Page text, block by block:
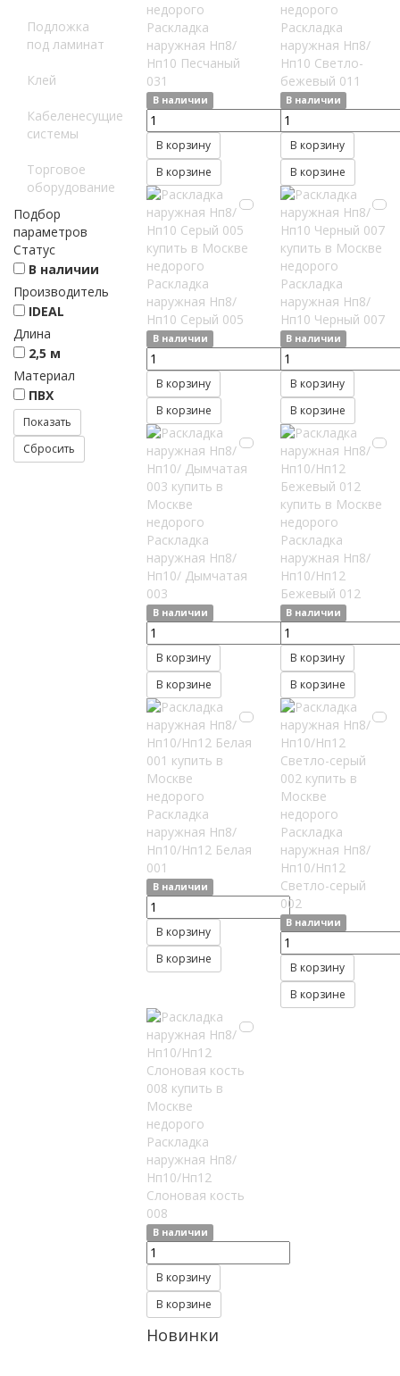
Подложка
под ламинат
Клей
Кабеленесущие
системы
Торговое
оборудование
Подбор
параметров
Статус
В наличии
Производитель
IDEAL
Длина
2,5 м
Материал
ПВХ
Раскладка
наружная Нп8/
Нп10 Песчаный
031
В наличии
В корзину
В корзине
Раскладка
наружная Нп8/
Нп10 Светло-
бежевый 011
В наличии
В корзину
В корзине
Раскладка
наружная Нп8/
Нп10 Серый 005
В наличии
В корзину
В корзине
Раскладка
наружная Нп8/
Нп10 Черный 007
В наличии
В корзину
В корзине
Раскладка
наружная Нп8/
Нп10/ Дымчатая
003
В наличии
В корзину
В корзине
Раскладка
наружная Нп8/
Нп10/Нп12
Бежевый 012
В наличии
В корзину
В корзине
Раскладка
наружная Нп8/
Нп10/Нп12 Белая
001
В наличии
В корзину
В корзине
Раскладка
наружная Нп8/
Нп10/Нп12
Светло-серый
002
В наличии
В корзину
В корзине
Раскладка
наружная Нп8/
Нп10/Нп12
Слоновая кость
008
В наличии
В корзину
В корзине
Новинки